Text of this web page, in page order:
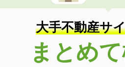
大手不動産サ
まとめて